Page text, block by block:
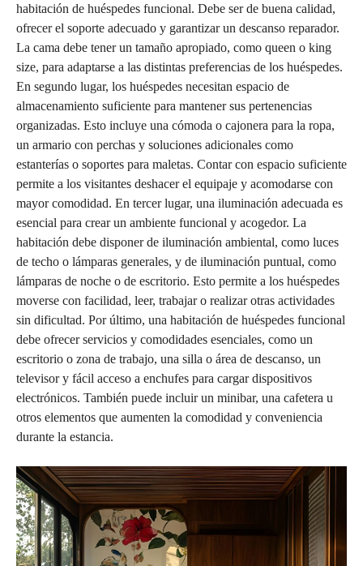
habitación de huéspedes funcional. Debe ser de buena calidad,
ofrecer el soporte adecuado y garantizar un descanso reparador.
La cama debe tener un tamaño apropiado, como queen o king
size, para adaptarse a las distintas preferencias de los huéspedes.
En segundo lugar, los huéspedes necesitan espacio de
almacenamiento suficiente para mantener sus pertenencias
organizadas. Esto incluye una cómoda o cajonera para la ropa,
un armario con perchas y soluciones adicionales como
estanterías o soportes para maletas. Contar con espacio suficiente
permite a los visitantes deshacer el equipaje y acomodarse con
mayor comodidad. En tercer lugar, una iluminación adecuada es
esencial para crear un ambiente funcional y acogedor. La
habitación debe disponer de iluminación ambiental, como luces
de techo o lámparas generales, y de iluminación puntual, como
lámparas de noche o de escritorio. Esto permite a los huéspedes
moverse con facilidad, leer, trabajar o realizar otras actividades
sin dificultad. Por último, una habitación de huéspedes funcional
debe ofrecer servicios y comodidades esenciales, como un
escritorio o zona de trabajo, una silla o área de descanso, un
televisor y fácil acceso a enchufes para cargar dispositivos
electrónicos. También puede incluir un minibar, una cafetera u
otros elementos que aumenten la comodidad y conveniencia
durante la estancia.